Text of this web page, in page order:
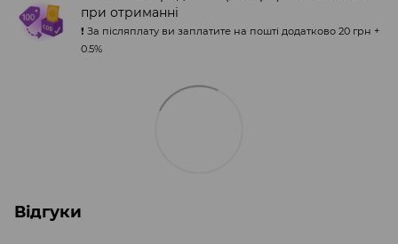
при отриманні
❗️ За післяплату ви заплатите на пошті додатково 20 грн +
0.5%
Відгуки